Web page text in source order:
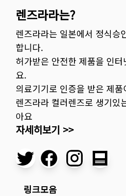
렌즈라라는?
렌즈라라는 일본에서 정식승
합니다.
허가받은 안전한 제품을 인
요.
의료기기로 인증을 받은 제
렌즈라라 컬러렌즈로 생기있
아요
자세히보기 >>
링크모음